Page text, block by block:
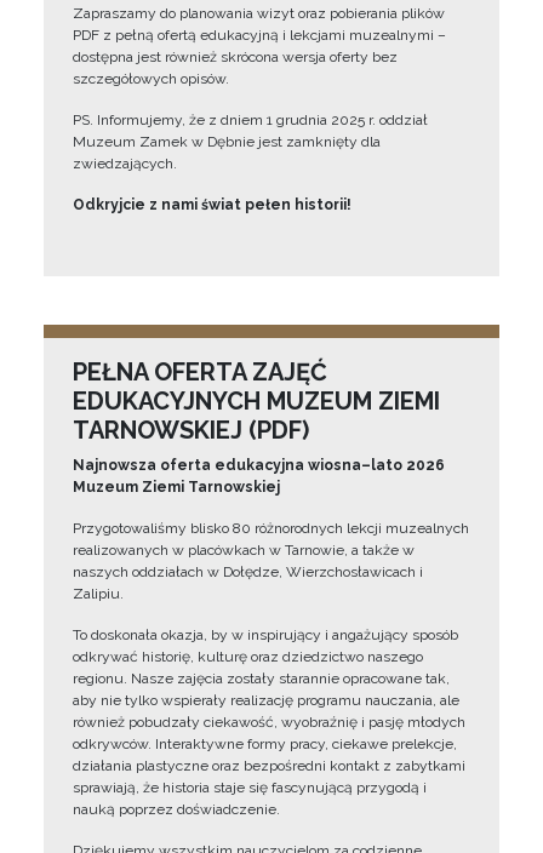
Zapraszamy do planowania wizyt oraz pobierania plików
PDF z pełną ofertą edukacyjną i lekcjami muzealnymi –
dostępna jest również skrócona wersja oferty bez
szczegółowych opisów.
PS. Informujemy, że z dniem 1 grudnia 2025 r. oddział
Muzeum Zamek w Dębnie jest zamknięty dla
zwiedzających.
Odkryjcie z nami świat pełen historii!
PEŁNA OFERTA ZAJĘĆ
EDUKACYJNYCH MUZEUM ZIEMI
TARNOWSKIEJ (PDF)
Najnowsza oferta edukacyjna wiosna–lato 2026
Muzeum Ziemi Tarnowskiej
Przygotowaliśmy blisko 80 różnorodnych lekcji muzealnych
realizowanych w placówkach w Tarnowie, a także w
naszych oddziałach w Dołędze, Wierzchosławicach i
Zalipiu.
To doskonała okazja, by w inspirujący i angażujący sposób
odkrywać historię, kulturę oraz dziedzictwo naszego
regionu. Nasze zajęcia zostały starannie opracowane tak,
aby nie tylko wspierały realizację programu nauczania, ale
również pobudzały ciekawość, wyobraźnię i pasję młodych
odkrywców. Interaktywne formy pracy, ciekawe prelekcje,
działania plastyczne oraz bezpośredni kontakt z zabytkami
sprawiają, że historia staje się fascynującą przygodą i
nauką poprzez doświadczenie.